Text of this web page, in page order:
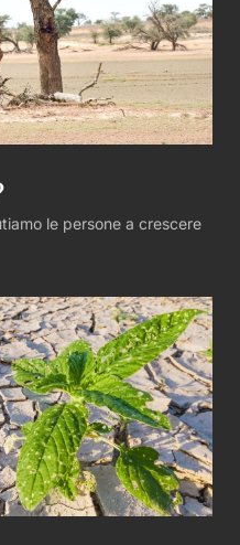
le persone a crescere